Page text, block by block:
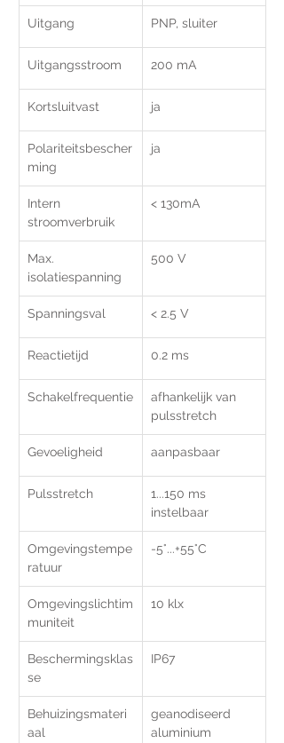
Uitgang PNP, sluiter
Uitgangsstroom
Kortsluitvast ja
Polariteitsbescher
ming
ja
Intern
stroomverbruik
Max.
isolatiespanning
500 V
Spanningsval < 2.5 V
Reactietijd 0.2 ms
Schakelfrequentie
afhankelijk van
pulsstretch
Gevoeligheid aanpasbaar
Pulsstretch
1...150 ms
instelbaar
Omgevingstempe
ratuur
-5°...+55°C
Omgevingslichtim
muniteit
10 klx
Beschermingsklas
se
IP67
Behuizingsmateri
aal
geanodiseerd
aluminium